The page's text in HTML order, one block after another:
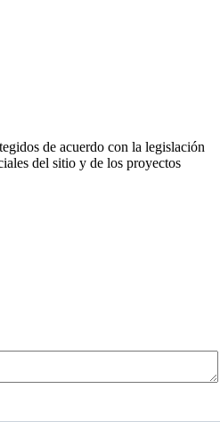
de acuerdo con la legislación
del sitio y de los proyectos